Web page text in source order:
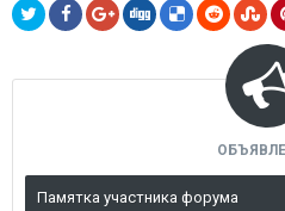
Памятка участника форума